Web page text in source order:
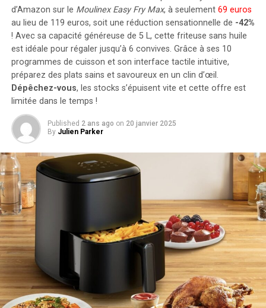
DON'T MISS
La nouvelle fonction de mise en cache des invites de
Claude d’Anthropic : une révolution économique pour les
développeurs !
jusqu’à cinq batteries supplémentaires de 1,6
kilowattheure chacune, augmentant la capacité totale à
9,6 kilowattheures.
Intégration dans un Écosystème
Intelligent
Le Solarbank 2 AC s’intègre parfaitement dans un
écosystème énergétique intelligent grâce à sa
compatibilité avec le compteur Anker SOLIX Smart et
les prises intelligentes proposées par Anker. cette
fonctionnalité permet une gestion optimisée de la
consommation électrique tout en réduisant les pertes
énergétiques inutiles. De plus, Anker SOLIX prévoit
d’étendre cette compatibilité aux dispositifs Shelly.
Durabilité et Résistance aux
Intempéries
Anker SOLIX met également l’accent sur la longévité du
d’Amazon sur le Moulinex Easy Fry Max, à seulement 69 euros
au lieu de 119 euros, soit une réduction sensationnelle de -42%
! Avec sa capacité généreuse de 5 L, cette friteuse sans huile
est idéale pour régaler jusqu’à 6 convives. Grâce à ses 10
programmes de cuisson et son interface tactile intuitive,
préparez des plats sains et savoureux en un clin d’œil.
Dépêchez-vous, les stocks s’épuisent vite et cette offre est
limitée dans le temps !
Published 2 ans ago on 20 janvier 2025
By Julien Parker